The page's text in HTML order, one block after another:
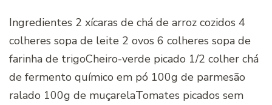
Ingredientes 2 xícaras de chá de arroz cozidos 4
colheres sopa de leite 2 ovos 6 colheres sopa de
farinha de trigoCheiro-verde picado 1/2 colher chá
de fermento químico em pó 100g de parmesão
ralado 100g de muçarelaTomates picados sem